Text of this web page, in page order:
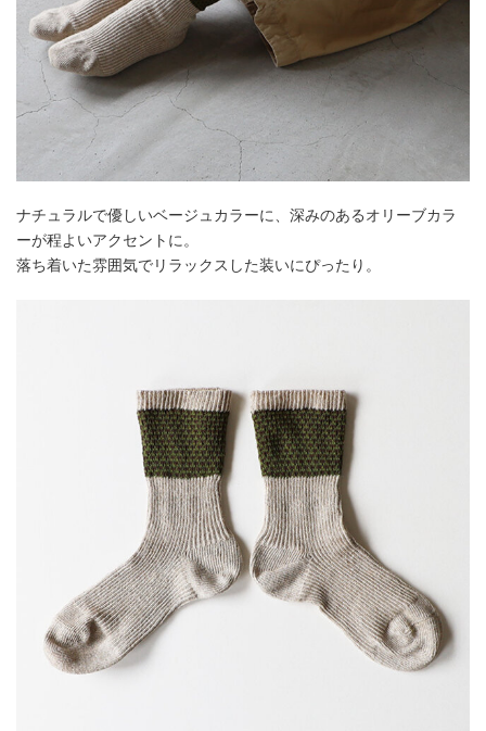
ナチュラルで優しいベージュカラーに、深みのあるオリーブカラ
ーが程よいアクセントに。
落ち着いた雰囲気でリラックスした装いにぴったり。